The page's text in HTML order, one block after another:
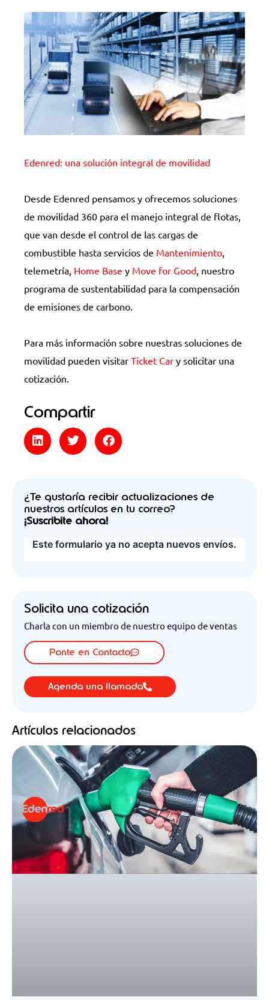
Edenred: una solución integral de movilidad
Desde Edenred pensamos y ofrecemos soluciones
de movilidad 360 para el manejo integral de flotas,
que van desde el control de las cargas de
combustible hasta servicios de Mantenimiento
telemetría, Home Base y Move for Good , nuestro
programa de sustentabilidad para la compensación
de emisiones de carbono.
Para más información sobre nuestras soluciones de
movilidad pueden visitar Ticket Car y solicitar una
cotización.
Compartir
¿Te gustaría recibir actualizaciones de
nuestros artículos en tu correo?
¡Suscribite ahora!
Solicita una cotización
Charla con un miembro de nuestro equipo de ventas
Ponte en Contacto
Agenda una llamada
Artículos relacionados